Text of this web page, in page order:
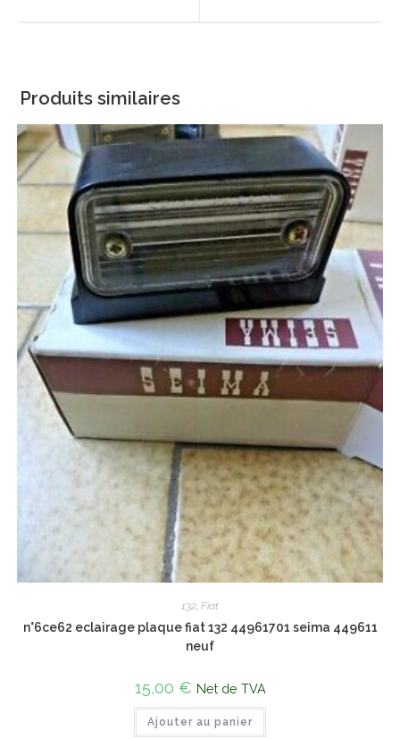
Produits similaires
132, Fiat
n°6ce62 eclairage plaque fiat 132 44961701 seima 449611
neuf
15,00 € Net de TVA
Ajouter au panier